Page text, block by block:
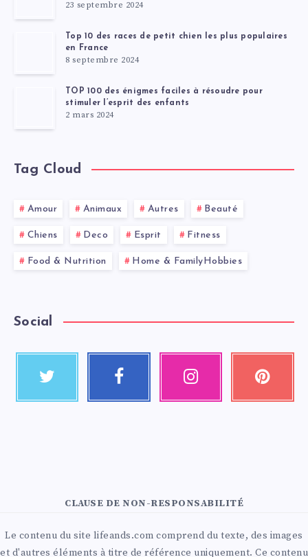
23 septembre 2024
Top 10 des races de petit chien les plus populaires
en France
8 septembre 2024
TOP 100 des énigmes faciles à résoudre pour
stimuler l’esprit des enfants
2 mars 2024
Tag Cloud
Amour Animaux Autres Beauté
Chiens Deco Esprit Fitness
Food & Nutrition Home & FamilyHobbies
Social
CLAUSE DE NON-RESPONSABILITÉ
Le contenu du site lifeands.com comprend du texte, des images
et d'autres éléments à titre de référence uniquement. Ce contenu